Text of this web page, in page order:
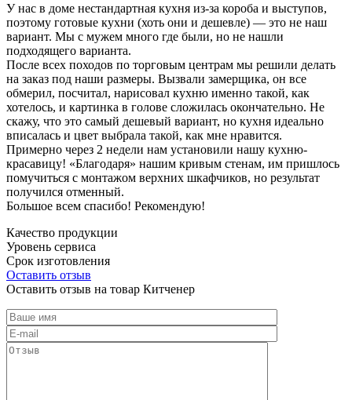
У нас в доме нестандартная кухня из-за короба и выступов,
поэтому готовые кухни (хоть они и дешевле) — это не наш
вариант. Мы с мужем много где были, но не нашли
подходящего варианта.
После всех походов по торговым центрам мы решили делать
на заказ под наши размеры. Вызвали замерщика, он все
обмерил, посчитал, нарисовал кухню именно такой, как
хотелось, и картинка в голове сложилась окончательно. Не
скажу, что это самый дешевый вариант, но кухня идеально
вписалась и цвет выбрала такой, как мне нравится.
Примерно через 2 недели нам установили нашу кухню-
красавицу! «Благодаря» нашим кривым стенам, им пришлось
помучиться с монтажом верхних шкафчиков, но результат
получился отменный.
Большое всем спасибо! Рекомендую!
Качество продукции
Уровень сервиса
Срок изготовления
Оставить отзыв
Оставить отзыв на товар Китченер